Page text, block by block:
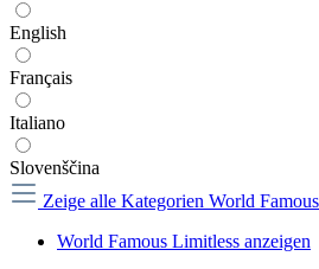
English
Français
Italiano
Slovenščina
Zeige alle Kategorien World
World Famous Limitless anzeigen